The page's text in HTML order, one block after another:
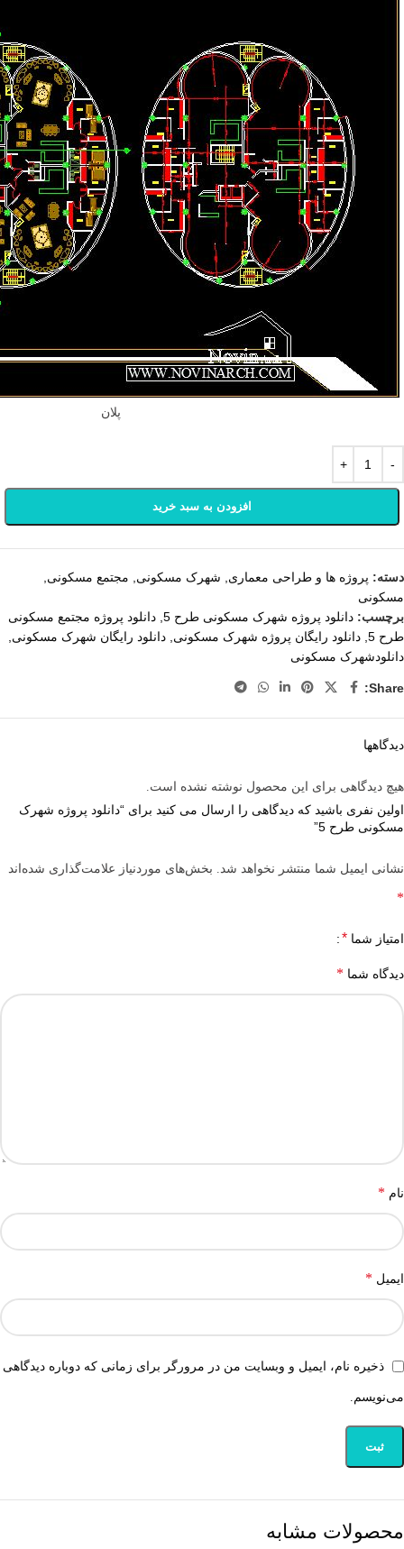
پلان
افزودن به سبد خرید
دسته: پروژه ها و طراحی معماری, شهرک مسکونی, مجتمع مسکونی,
مسکونی
برچسب: دانلود پروژه شهرک مسکونی طرح 5 , دانلود پروژه مجتمع مسکونی
طرح 5
, دانلود رایگان پروژه شهرک مسکونی, دانلود رایگان شهرک مسکونی,
دانلودشهرک مسکونی
Share:
دیدگاهها
هیچ دیدگاهی برای این محصول نوشته نشده است.
اولین نفری باشید که دیدگاهی را ارسال می کنید برای “دانلود پروژه شهرک
مسکونی طرح 5”
نشانی ایمیل شما منتشر نخواهد شد. بخش‌های موردنیاز علامت‌گذاری شده‌اند
*
امتیاز شما *
دیدگاه شما *
نام *
ایمیل *
ذخیره نام، ایمیل و وبسایت من در مرورگر برای زمانی که دوباره دیدگاهی
می‌نویسم.
محصولات مشابه